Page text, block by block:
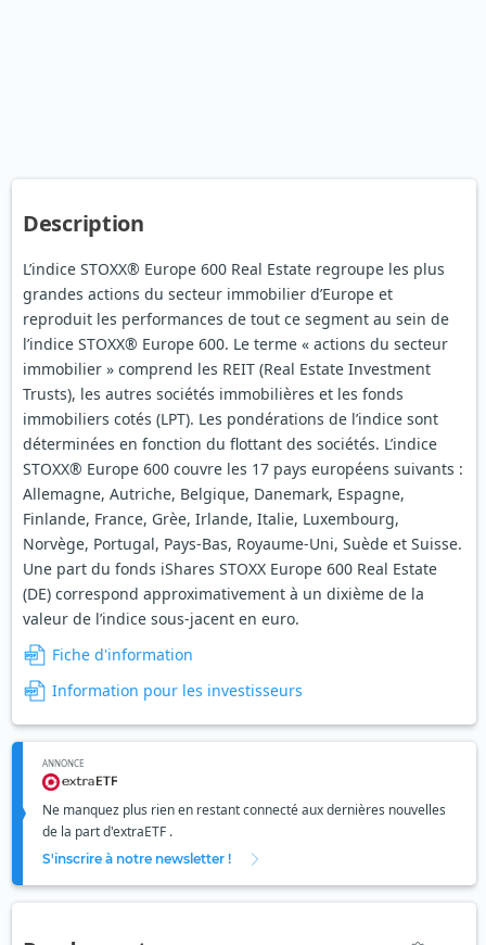
Description
L’indice STOXX® Europe 600 Real Estate regroupe les plus
grandes actions du secteur immobilier d’Europe et
reproduit les performances de tout ce segment au sein de
l’indice STOXX® Europe 600. Le terme « actions du secteur
immobilier » comprend les REIT (Real Estate Investment
Trusts), les autres sociétés immobilières et les fonds
immobiliers cotés (LPT). Les pondérations de l’indice sont
déterminées en fonction du flottant des sociétés. L’indice
STOXX® Europe 600 couvre les 17 pays européens suivants :
Allemagne, Autriche, Belgique, Danemark, Espagne,
Finlande, France, Grèe, Irlande, Italie, Luxembourg,
Norvège, Portugal, Pays-Bas, Royaume-Uni, Suède et Suisse.
Une part du fonds iShares STOXX Europe 600 Real Estate
(DE) correspond approximativement à un dixième de la
valeur de l’indice sous-jacent en euro.
Fiche d'information
Information pour les investisseurs
ANNONCE
Ne manquez plus rien en restant connecté aux dernières nouvelles
de la part d'extraETF .
S'inscrire à notre newsletter !